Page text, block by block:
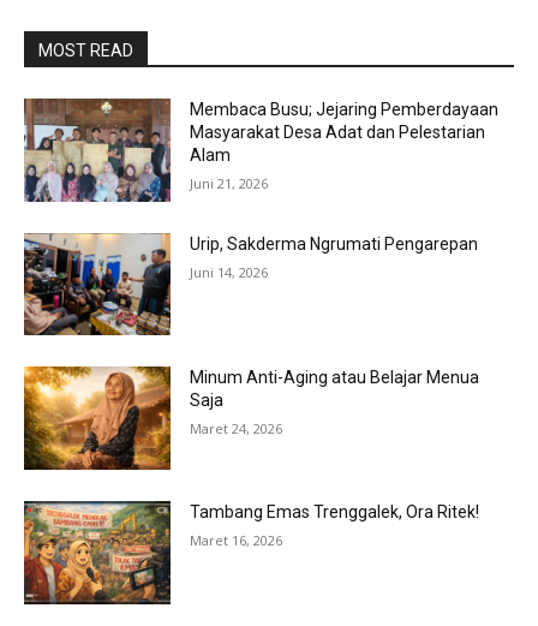
MOST READ
Membaca Busu; Jejaring Pemberdayaan
Masyarakat Desa Adat dan Pelestarian
Alam
Juni 21, 2026
Urip, Sakderma Ngrumati Pengarepan
Juni 14, 2026
Minum Anti-Aging atau Belajar Menua
Saja
Maret 24, 2026
Tambang Emas Trenggalek, Ora Ritek!
Maret 16, 2026